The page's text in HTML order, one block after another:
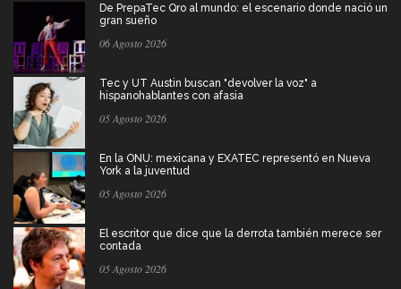
De PrepaTec Qro al mundo: el escenario donde nació un
gran sueño
06 Agosto 2026
Tec y UT Austin buscan "devolver la voz" a
hispanohablantes con afasia
05 Agosto 2026
En la ONU: mexicana y EXATEC representó en Nueva
York a la juventud
05 Agosto 2026
El escritor que dice que la derrota también merece ser
contada
05 Agosto 2026